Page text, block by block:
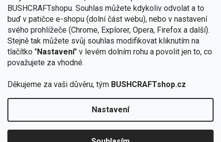
BUSHCRAFTshopu. Souhlas můžete kdykoliv odvolat a to
buď v patičce e-shopu (dolní část webu), nebo v nastavení
svého prohlížeče (Chrome, Explorer, Opera, Firefox a další).
Stejně tak můžete svůj souhlas modifikovat kliknutím na
tlačítko "Nastavení" v levém dolním rohu a povolit jen to, co
považujete za vhodné.
Děkujeme za vaši důvěru, tým BUSHCRAFTshop.cz
Nastavení
zapojte se do slosování o kurz s
podmínkami ochrany osobních údajů
Copyright 2026BUSHCRAFTshop.cz. Všechna práva
vyhrazena.Upravit nastavení cookies